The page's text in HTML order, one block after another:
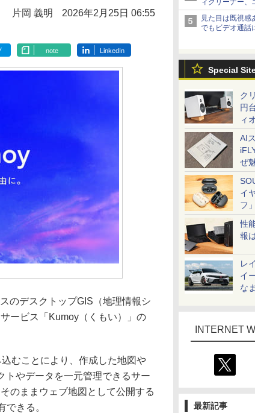
ィクリーナー
見た目は既視感
でもビデオ通話
Special
ク
円
ィ
AI
ぜ
イ
フ
性
報
レ
イ
な
INTERNET
最新記事
片岡 義明 2026年2月25日 06:55
note LinkedIn
のデスクトップGIS（地理情報シ
ービス「Kumoy（くもい）」の
むことにより、作成した地図や
トやデータを一元管理できるサー
のままウェブ地図として公開する
きる。